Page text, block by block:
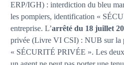
ERP/IGH) : interdiction du bleu
les pompiers, identification «
entreprise. L’arrêté du 18 juillet
privée (Livre VI CSI) : NUB sur la
« SÉCURITÉ PRIVÉE ». Les